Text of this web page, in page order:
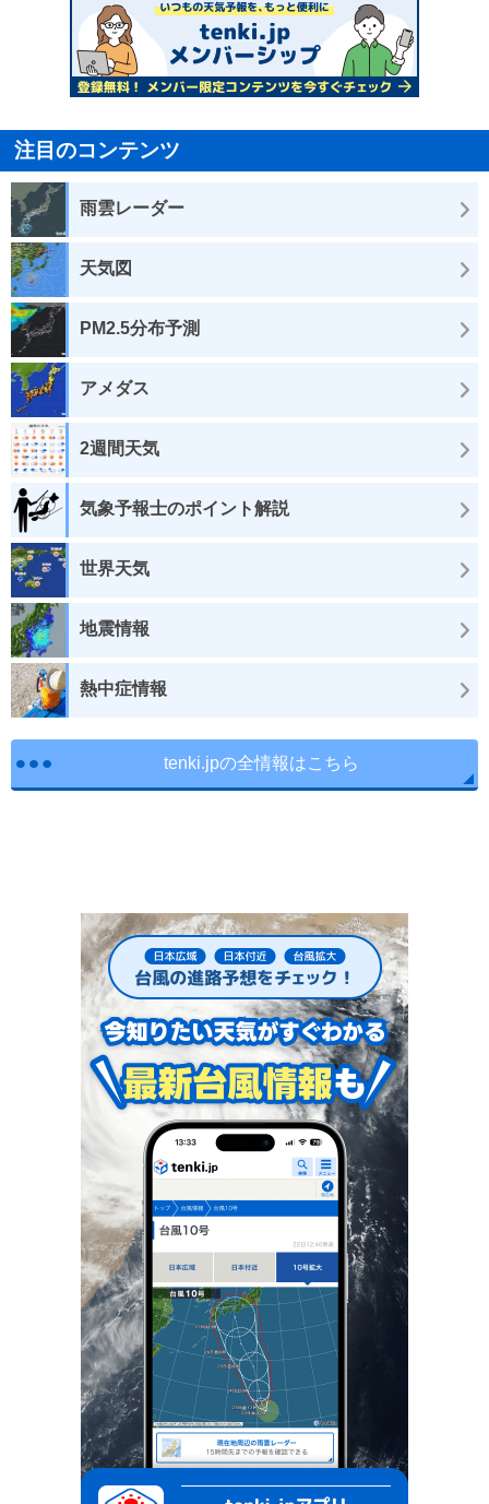
注目のコンテンツ
雨雲レーダー
天気図
PM2.5分布予測
アメダス
2週間天気
気象予報士のポイント解説
世界天気
地震情報
熱中症情報
tenki.jpの全情報はこちら